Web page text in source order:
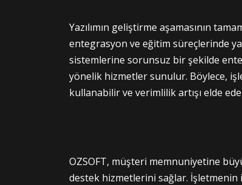
Yazılımın geliştirme aşamasının
entegrasyon ve eğitim süreçlerinde
sistemlerine sorunsuz bir şekilde
yönelik hizmetler sunulur. Böylece,
kullanabilir ve verimlilik artışı elde
OZSOFT, müşteri memnuniyetine
destek hizmetlerini sağlar. İşletmenin